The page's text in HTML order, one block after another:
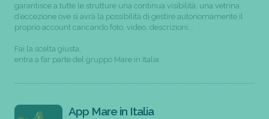
garantisce a tutte le strutture una continua visibilità; una vetrina
d’eccezione ove si avrà la possibilità di gestire autonomamente il
proprio account caricando foto, video, descrizioni...
Fai la scelta giusta,
entra a far parte del gruppo Mare in Italia
App Mare in Italia